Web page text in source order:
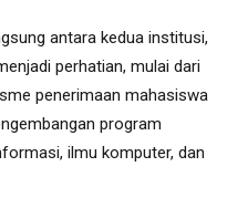
antara kedua institusi,
perhatian, mulai dari
penerimaan mahasiswa
program
ilmu komputer, dan